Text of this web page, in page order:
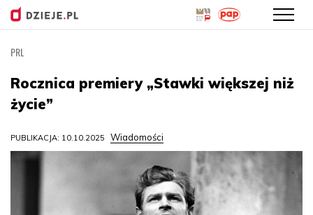
treści
PRL
Rocznica premiery „Stawki większej niż
życie”
PUBLIKACJA: 10.10.2025 Wiadomości